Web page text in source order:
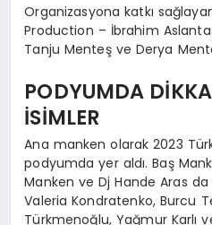
Organizasyona katkı
Production – İbrahim
Tanju Menteş ve Derya
PODYUMDA
İSİMLER
Ana manken olarak 2023
podyumda yer aldı. Baş
Manken ve Dj Hande Aras
Valeria Kondratenko, Burcu
Türkmenoğlu, Yağmur Karlı